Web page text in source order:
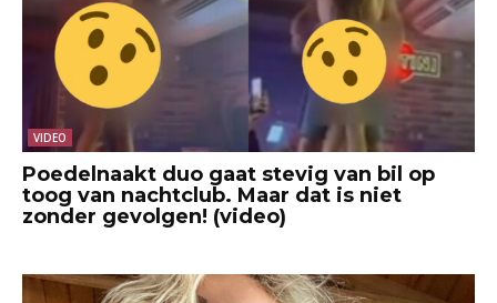
VIDEO
Poedelnaakt duo gaat stevig van bil op
toog van nachtclub. Maar dat is niet
zonder gevolgen! (video)